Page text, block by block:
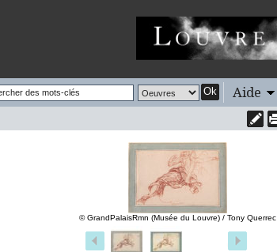
Ok Aide
© GrandPalaisRmn (Musée du Louvre) / Tony Querrec